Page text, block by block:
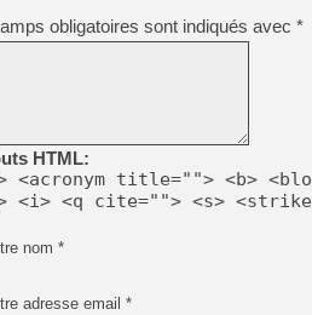
obligatoires sont indiqués avec *
HTML:
title=""> <b>
<i> <q cite=""> <s>
nom *
adresse email *